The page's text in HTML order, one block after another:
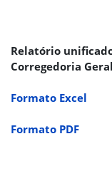
Relatório
Corregedoria
Formato Excel
Formato PDF